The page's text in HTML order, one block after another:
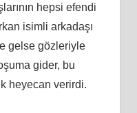
hepsi efendi
isimli arkadaşı
gelse gözleriyle
gider, bu
heyecan verirdi.